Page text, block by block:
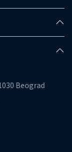
Beograd